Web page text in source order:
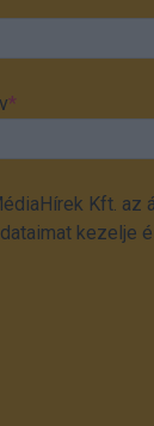
*
Kft. az
kezelje